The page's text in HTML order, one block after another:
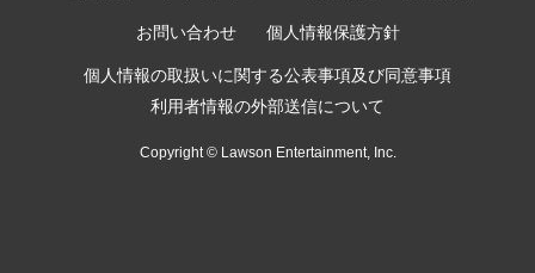
お問い合わせ 個人情報保護方針
個人情報の取扱いに関する公表事項及び同意事項
利用者情報の外部送信について
Copyright © Lawson Entertainment, Inc.